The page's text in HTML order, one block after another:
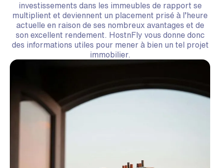
investissements dans les immeubles de rapport se
multiplient et deviennent un placement prisé à l’heure
actuelle en raison de ses nombreux avantages et de
son excellent rendement. HostnFly vous donne donc
des informations utiles pour mener à bien un tel projet
immobilier.